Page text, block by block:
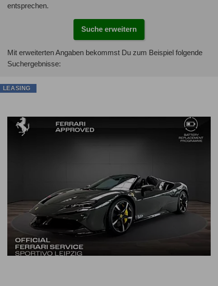
entsprechen.
Suche erweitern
Mit erweiterten Angaben bekommst Du zum Beispiel folgende
Suchergebnisse:
LEASING